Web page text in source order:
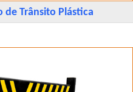
de Trânsito Plástica